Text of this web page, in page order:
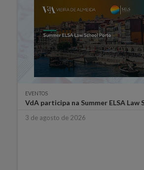
EVENTOS
VdA participa na Summer ELSA Law
3 de agosto de 2026